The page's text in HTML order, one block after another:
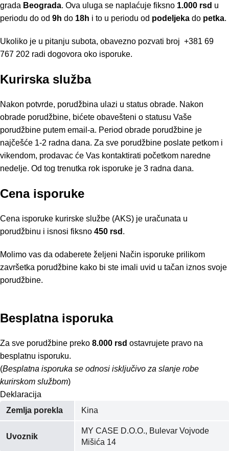
grada Beograda. Ova uluga se naplaćuje fiksno 1.000 rsd u
periodu do od 9h do 18h i to u periodu od podeljeka do petka.
Ukoliko je u pitanju subota, obavezno pozvati broj +381 69
767 202 radi dogovora oko isporuke.
Kurirska služba
Nakon potvrde, porudžbina ulazi u status obrade. Nakon
obrade porudžbine, bićete obavešteni o statusu Vaše
porudžbine putem email-a. Period obrade porudžbine je
najčešće 1-2 radna dana. Za sve porudžbine poslate petkom i
vikendom, prodavac će Vas kontaktirati početkom naredne
nedelje. Od tog trenutka rok isporuke je 3 radna dana.
Cena isporuke
Cena isporuke kurirske službe (AKS) je uračunata u
porudžbinu i isnosi fiksno 450 rsd .
Molimo vas da odaberete željeni Način isporuke prilikom
završetka porudžbine kako bi ste imali uvid u tačan iznos svoje
porudžbine.
Besplatna isporuka
Za sve porudžbine preko 8.000 rsd ostavrujete pravo na
besplatnu isporuku.
(Besplatna isporuka se odnosi isključivo za slanje robe
kurirskom službom)
Deklaracija
Zemlja porekla
Kina
Uvoznik
MY CASE D.O.O., Bulevar Vojvode
Mišića 14